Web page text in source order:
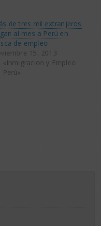
de tres mil extranjeros
al mes a Perú en
de empleo
15, 2013
«Inmigracion y Empleo
Perú»